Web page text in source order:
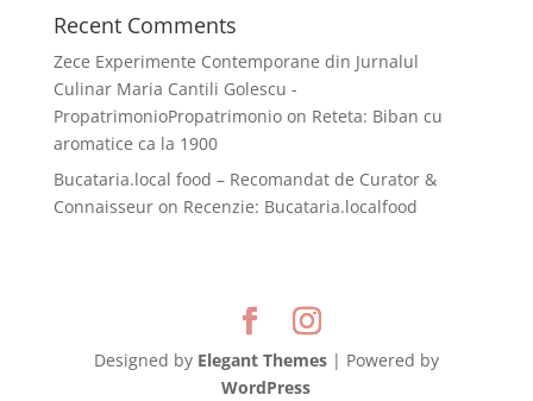
Recent Comments
Zece Experimente Contemporane din Jurnalul
Culinar Maria Cantili Golescu -
PropatrimonioPropatrimonioon Reteta: Biban cu
aromatice ca la 1900
Bucataria.local food – Recomandat de Curator &
Connaisseuron Recenzie: Bucataria.localfood
Designed by Elegant Themes| Powered by
WordPress